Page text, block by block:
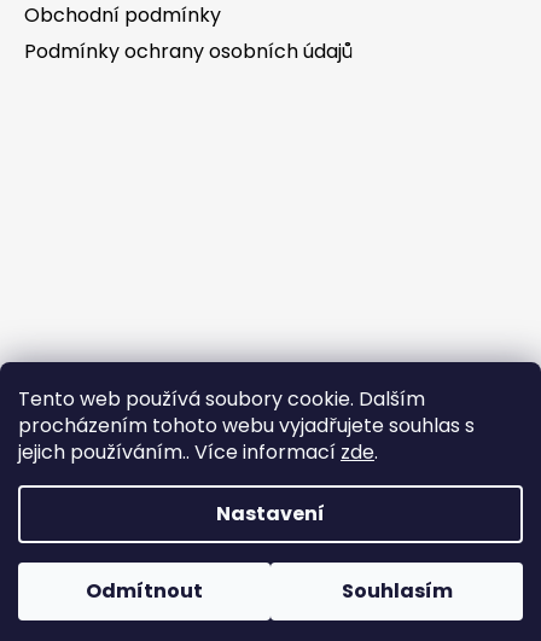
Tento web používá soubory cookie. Dalším
procházením tohoto webu vyjadřujete souhlas s
jejich používáním.. Více informací zde.
Nastavení
Odmítnout Souhlasím
Obchodní podmínky
Podmínky ochrany osobních údajů
Tvorba e-shopu: Ondřej Doležal
Vytvořil Shoptet
Copyright 2026
. Všechna práva
vyhrazena.